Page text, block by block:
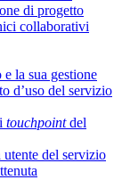
di progetto
collaborativi
la sua gestione
d’uso del servizio
touchpointdel
utente del servizio